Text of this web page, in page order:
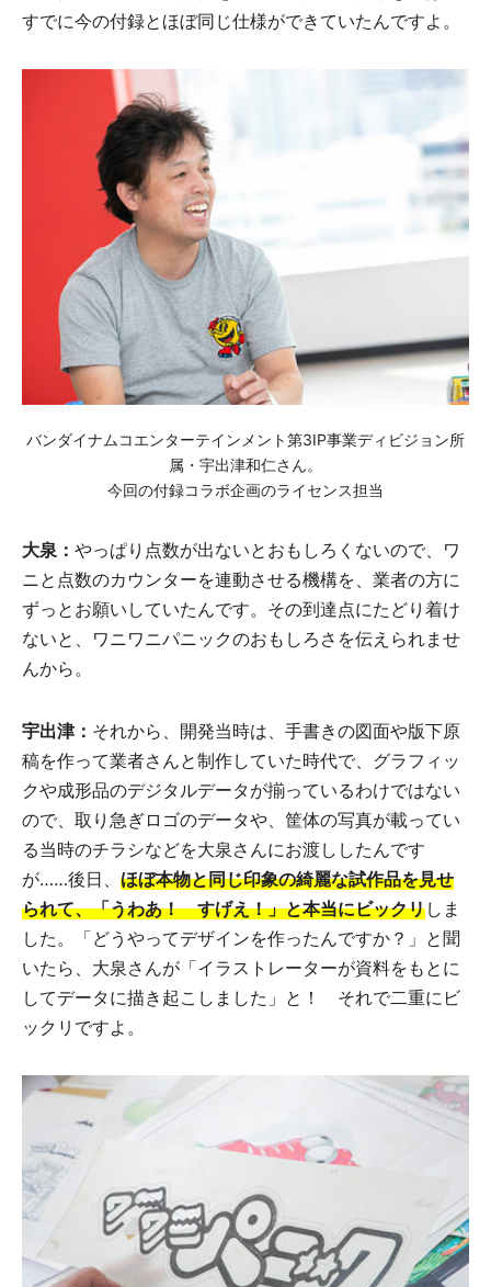
すでに今の付録とほぼ同じ仕様ができていたんですよ。
バンダイナムコエンターテインメント第3IP事業ディビジョン所
属・宇出津和仁さん。
今回の付録コラボ企画のライセンス担当
大泉： やっぱり点数が出ないとおもしろくないので、ワ
ニと点数のカウンターを連動させる機構を、業者の方に
ずっとお願いしていたんです。その到達点にたどり着け
ないと、ワニワニパニックのおもしろさを伝えられませ
んから。
宇出津： それから、開発当時は、手書きの図面や版下原
稿を作って業者さんと制作していた時代で、グラフィッ
クや成形品のデジタルデータが揃っているわけではない
ので、取り急ぎロゴのデータや、筐体の写真が載ってい
る当時のチラシなどを大泉さんにお渡ししたんです
が……後日、 ほぼ本物と同じ印象の綺麗な試作品を見せ
られて、「うわあ！ すげえ！」と本当にビックリしま
した。「どうやってデザインを作ったんですか？」と聞
いたら、大泉さんが「イラストレーターが資料をもとに
してデータに描き起こしました」と！ それで二重にビ
ックリですよ。